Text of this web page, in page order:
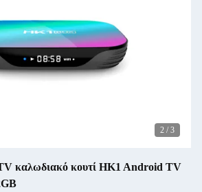
2 / 3
καλωδιακό κουτί HK1 Android TV